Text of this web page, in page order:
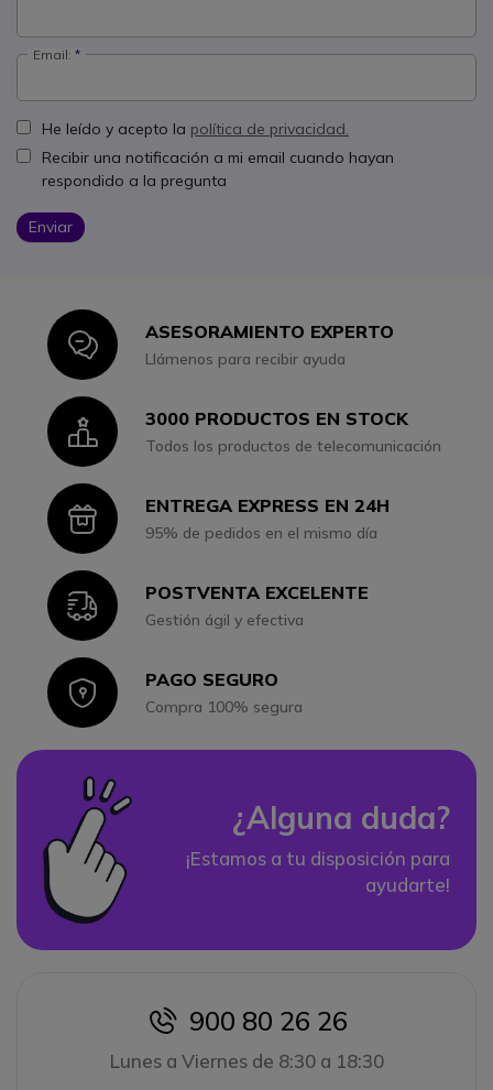
Email:
He leído y acepto la política de privacidad.
Recibir una notificación a mi email cuando hayan
respondido a la pregunta
Enviar
IconASESORAMIENTO EXPERTO
Llámenos para recibir ayuda
Icon3000 PRODUCTOS EN STOCK
Todos los productos de telecomunicación
IconENTREGA EXPRESS EN 24H
95% de pedidos en el mismo día
IconPOSTVENTA EXCELENTE
Gestión ágil y efectiva
IconPAGO SEGURO
Compra 100% segura
¿Alguna duda?
¡Estamos a tu disposición para
ayudarte!
icon
900 80 26 26
Lunes a Viernes de 8:30 a 18:30